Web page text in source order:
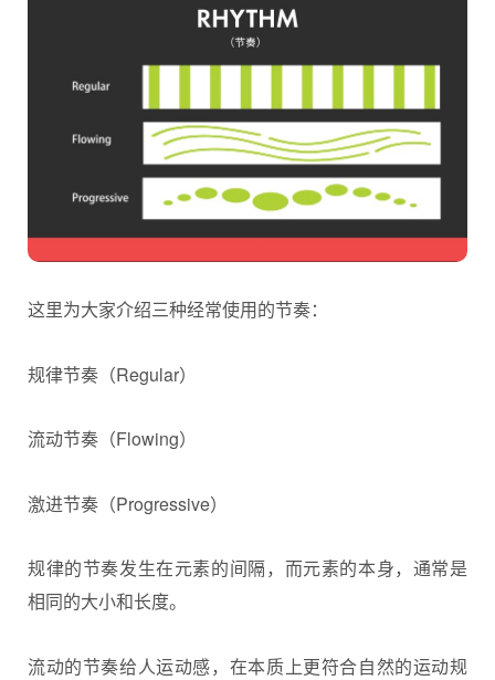
这里为大家介绍三种经常使用的节奏：
规律节奏（Regular）
流动节奏（Flowing）
激进节奏（Progressive）
规律的节奏发生在元素的间隔，而元素的本身，通常是
相同的大小和长度。
流动的节奏给人运动感，在本质上更符合自然的运动规